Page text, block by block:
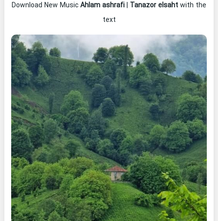
Download New Music Ahlam ashrafi | Tanazor elsaht with the
text